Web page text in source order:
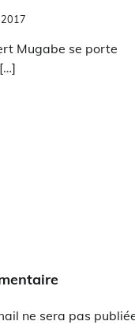
Mugabe se porte
ne sera pas